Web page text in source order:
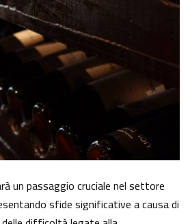
un passaggio cruciale nel settore
sfide significative a causa di